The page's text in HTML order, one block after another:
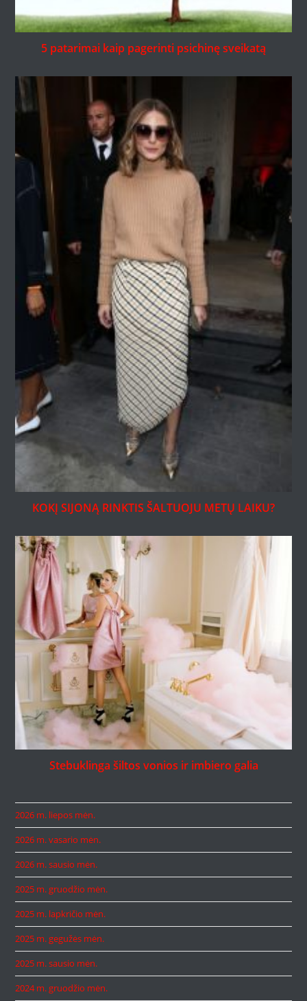
5 patarimai kaip pagerinti psichinę sveikatą
KOKĮ SIJONĄ RINKTIS ŠALTUOJU METŲ LAIKU?
Stebuklinga šiltos vonios ir imbiero galia
2026 m. liepos mėn.
2026 m. vasario mėn.
2026 m. sausio mėn.
2025 m. gruodžio mėn.
2025 m. lapkričio mėn.
2025 m. gegužės mėn.
2025 m. sausio mėn.
2024 m. gruodžio mėn.